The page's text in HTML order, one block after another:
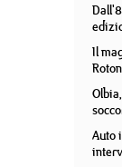
Il
Auto